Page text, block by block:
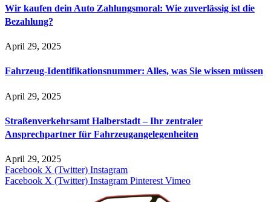
Wir kaufen dein Auto Zahlungsmoral: Wie zuverlässig ist die
Bezahlung?
April 29, 2025
Fahrzeug-Identifikationsnummer: Alles, was Sie wissen müssen
April 29, 2025
Straßenverkehrsamt Halberstadt – Ihr zentraler
Ansprechpartner für Fahrzeugangelegenheiten​
April 29, 2025
Facebook X (Twitter) Instagram
Facebook X (Twitter) Instagram Pinterest Vimeo